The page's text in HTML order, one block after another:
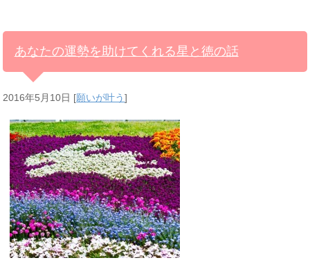
あなたの運勢を助けてくれる星と徳の話
2016年5月10日 [願いが叶う]